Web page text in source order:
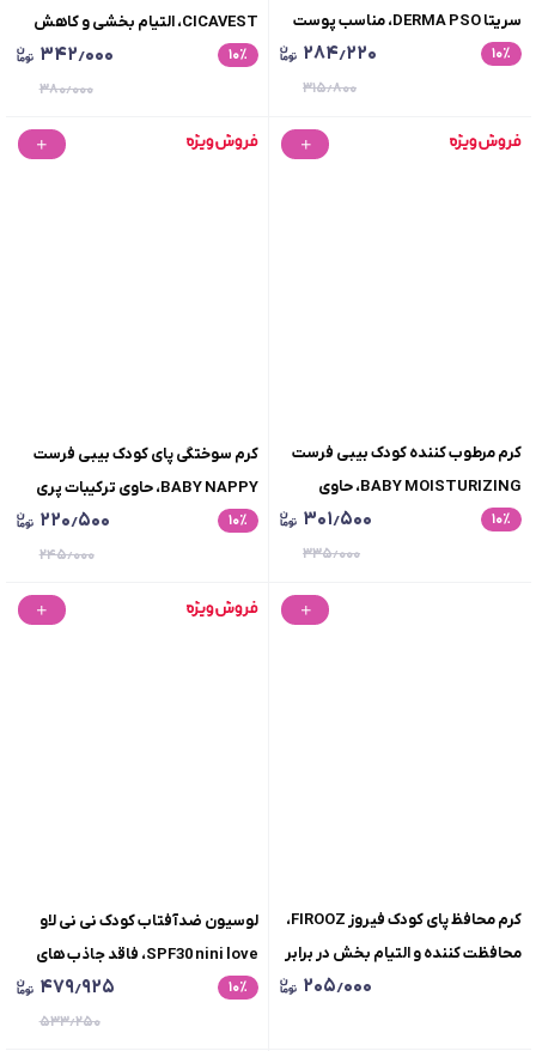
سریتا DERMA PSO، مناسب پوست
های خیلی خشک و آتوپیک، حجم 100
۱۰٪ ۲۸۴٫۲۲۰
۳۱۵٫۸۰۰
CICAVEST، التیام بخشی و کاهش
التهابات سوزش ناشی از ادرار
۱۰٪ ۳۴۲٫۰۰۰
۳۸۰٫۰۰۰
کرم مرطوب کننده کودک بیبی فرست
BABY MOISTURIZING، حاوی
ترکیبات پری بیوتیک، حجم 100 میلی
۱۰٪ ۳۰۱٫۵۰۰
۳۳۵٫۰۰۰
کرم سوختگی پای کودک بیبی فرست
BABY NAPPY، حاوی ترکیبات پری
بیوتیک، حجم 75 میلی لیتر
۱۰٪ ۲۲۰٫۵۰۰
۲۴۵٫۰۰۰
کرم محافظ پای کودک فیروز FIROOZ،
محافظت کننده و التیام بخش در برابر
ادرارسوختگی و التهابات پوستی، حاوی
۲۰۵٫۰۰۰
لوسیون ضدآفتاب کودک نی نی لاو
SPF30 nini love، فاقد جاذب های
شیمیایی، وزن 75 گرم
۱۰٪ ۴۷۹٫۹۲۵
۵۳۳٫۲۵۰